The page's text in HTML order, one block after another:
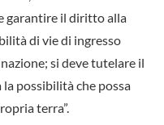
garantire il diritto alla
di vie di ingresso
si deve tutelare il
possibilità che possa
terra”.